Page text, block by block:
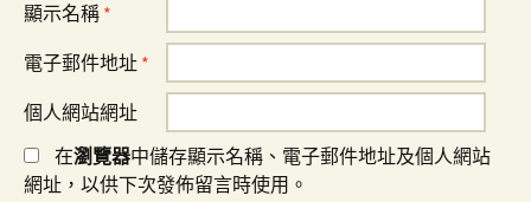
顯示名稱 *
電子郵件地址 *
個人網站網址
在瀏覽器中儲存顯示名稱、電子郵件地址及個人網站
網址，以供下次發佈留言時使用。